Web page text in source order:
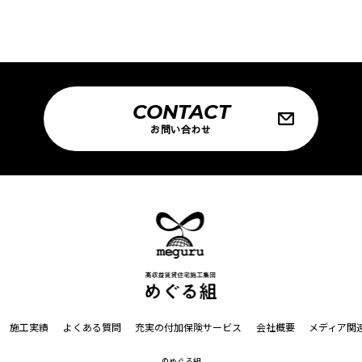
CONTACT
お問い合わせ
施工実績 よくある質問 充実の付加保険サービス 会社概要 メディア関